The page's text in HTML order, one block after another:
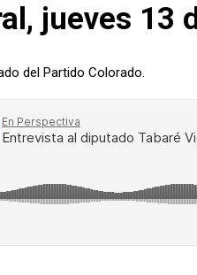
jueves 13
del Partido Colorado.